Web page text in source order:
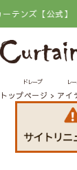
公式】 おしゃ
ドレープ レ
トップページ アイ